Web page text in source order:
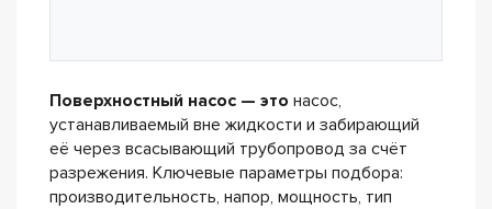
Поверхностный насос — это насос,
устанавливаемый вне жидкости и забирающий
её через всасывающий трубопровод за счёт
разрежения. Ключевые параметры подбора:
производительность, напор, мощность, тип